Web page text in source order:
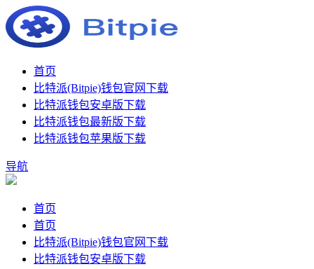
首页
比特派(Bitpie)钱包官网下载
比特派钱包安卓版下载
比特派钱包最新版下载
比特派钱包苹果版下载
导航
首页
首页
比特派(Bitpie)钱包官网下载
比特派钱包安卓版下载